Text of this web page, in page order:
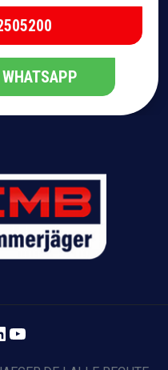
YouTube